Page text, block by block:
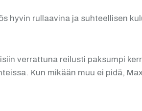
hyvin rullaavina ja suhteellisen
verrattuna reilusti paksumpi
Kun mikään muu ei pidä,